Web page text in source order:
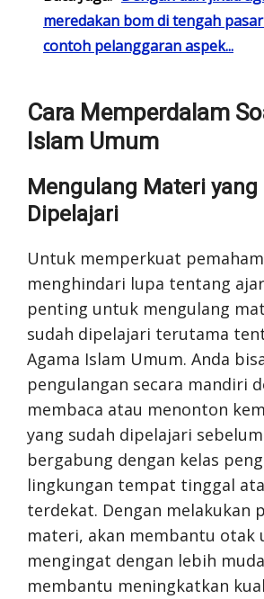
meredakan bom di tengah
contoh pelanggaran aspek...
Cara Memperdalam
Islam Umum
Mengulang Materi yang
Dipelajari
Untuk memperkuat
menghindari lupa tentang
penting untuk mengulang
sudah dipelajari terutama
Agama Islam Umum. Anda
pengulangan secara mandiri
membaca atau menonton
yang sudah dipelajari
bergabung dengan kelas
lingkungan tempat tinggal
terdekat. Dengan melakukan
materi, akan membantu otak
mengingat dengan lebih
membantu meningkatkan